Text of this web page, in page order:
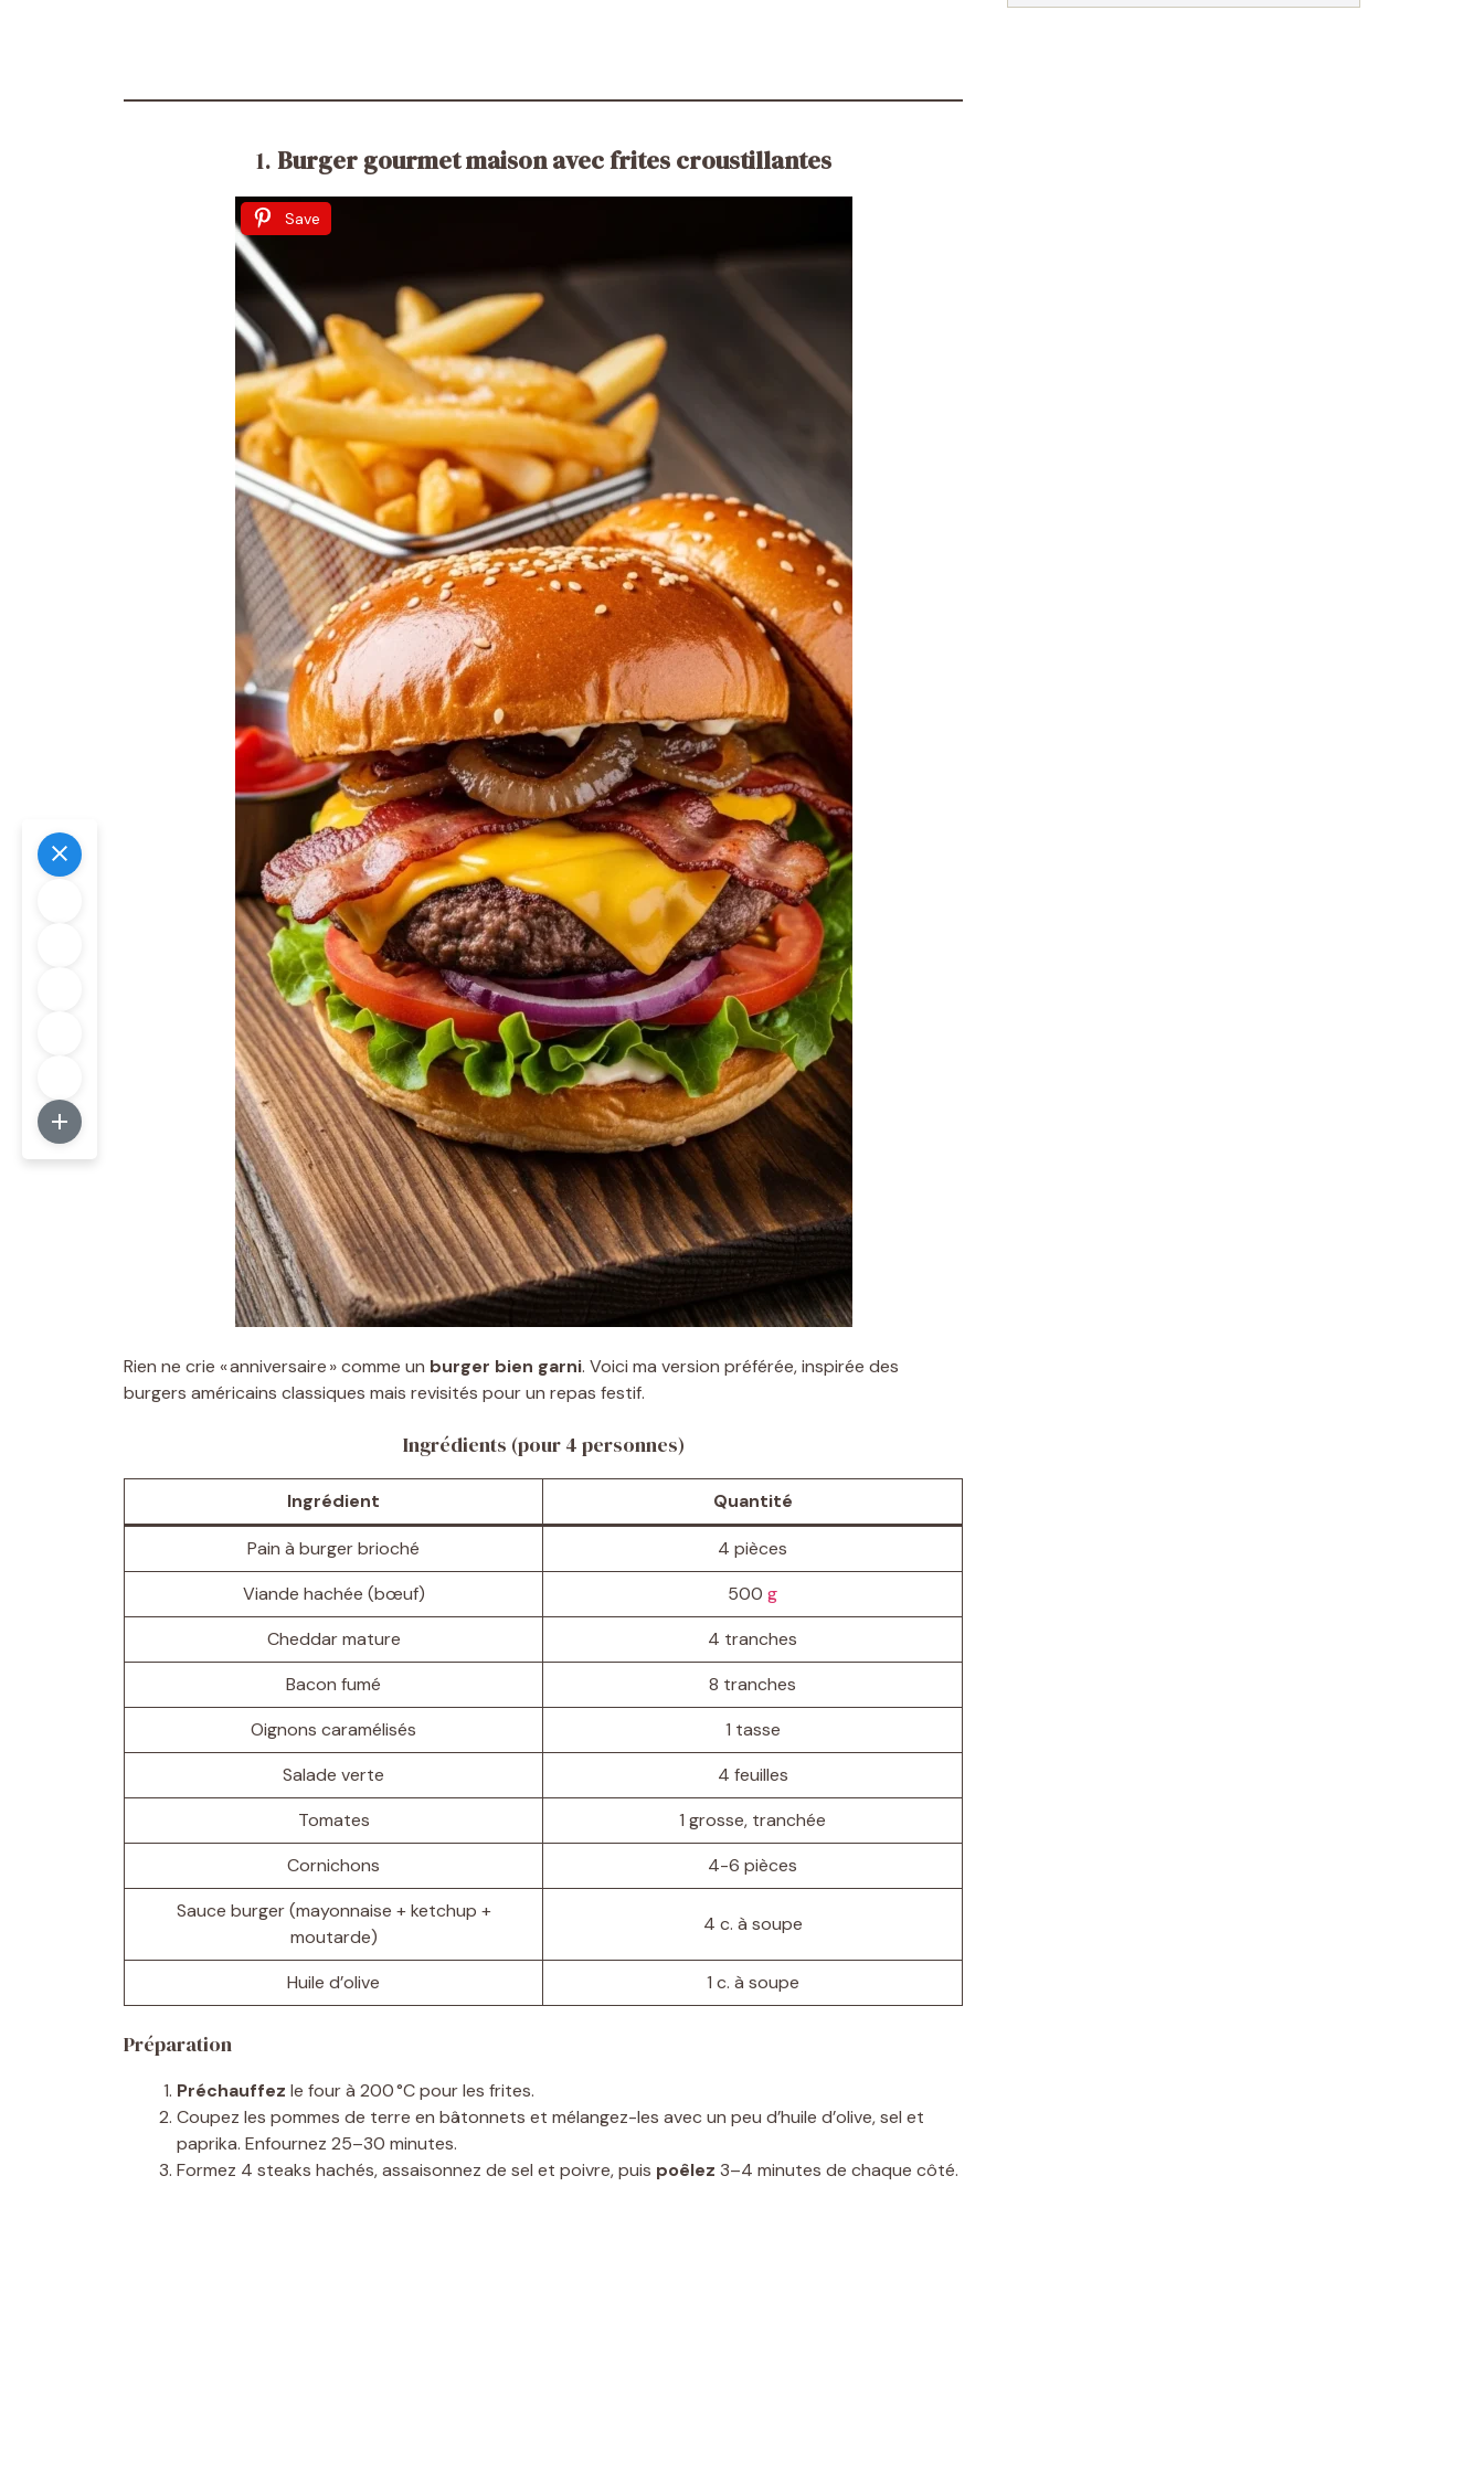
1. Burger gourmet maison avec frites croustillantes
Save
Rien ne crie « anniversaire » comme un burger bien garni. Voici ma version préférée, inspirée des
burgers américains classiques mais revisités pour un repas festif.
Ingrédients (pour 4 personnes)
Ingrédient Quantité
Pain à burger brioché
4 pièces
Viande hachée (bœuf)
500 g
Cheddar mature
4 tranches
Bacon fumé
8 tranches
Oignons caramélisés
1 tasse
Salade verte
4 feuilles
Tomates
1 grosse, tranchée
Cornichons
4-6 pièces
Sauce burger (mayonnaise + ketchup +
moutarde)
4 c. à soupe
Huile d’olive 1 c. à soupe
Préparation
Préchauffez le four à 200 °C pour les frites.
Coupez les pommes de terre en bâtonnets et mélangez-les avec un peu d’huile d’olive, sel et
paprika. Enfournez 25–30 minutes.
Formez 4 steaks hachés, assaisonnez de sel et poivre, puis poêlez 3–4 minutes de chaque côté.